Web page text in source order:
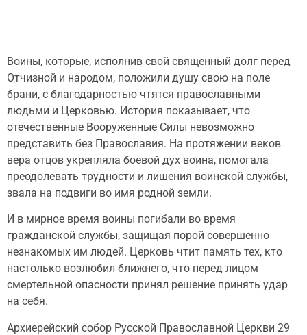
Воины, которые, исполнив свой священный долг перед
Отчизной и народом, положили душу свою на поле
брани, с благодарностью чтятся православными
людьми и Церковью. История показывает, что
отечественные Вооруженные Силы невозможно
представить без Православия. На протяжении веков
вера отцов укрепляла боевой дух воина, помогала
преодолевать трудности и лишения воинской службы,
звала на подвиги во имя родной земли.
И в мирное время воины погибали во время
гражданской службы, защищая порой совершенно
незнакомых им людей. Церковь чтит память тех, кто
настолько возлюбил ближнего, что перед лицом
смертельной опасности принял решение принять удар
на себя.
Архиерейский собор Русской Православной Церкви 29